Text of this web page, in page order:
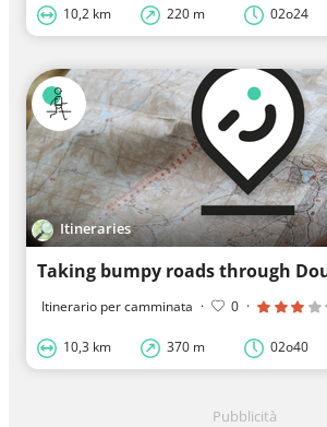
10,2 km 220 m 02o24
Itineraries
Taking bumpy roads through
Itinerario per camminata · 0 ·
10,3 km 370 m 02o40
Pubblicità